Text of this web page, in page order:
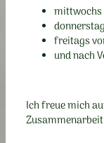
mittwochs
freitags
und nach
Ich freue mich